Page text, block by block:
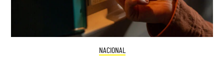
NACIONAL